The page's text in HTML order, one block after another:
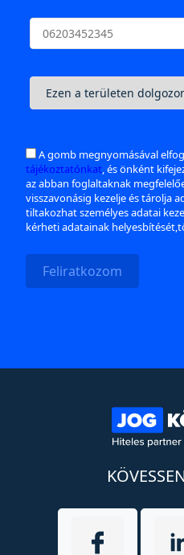
A gomb megnyomásával
tájékoztatónkat, és önként
az abban foglaltaknak
visszavonásig kezelje és tárolja
tiltakozhat személyes adatai
kérheti adatainak
Feliratkozom